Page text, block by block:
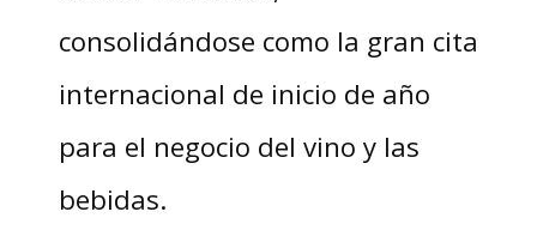
consolidándose como la gran cita
internacional de inicio de año
para el negocio del vino y las
bebidas.